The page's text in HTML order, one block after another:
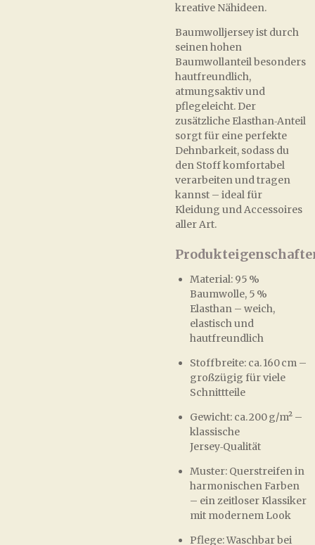
kreative Nähideen.
Baumwolljersey ist durch
seinen hohen
Baumwollanteil besonders
hautfreundlich,
atmungsaktiv und
pflegeleicht. Der
zusätzliche Elasthan‑Anteil
sorgt für eine perfekte
Dehnbarkeit, sodass du
den Stoff komfortabel
verarbeiten und tragen
kannst – ideal für
Kleidung und Accessoires
aller Art.
Material: 95 %
Baumwolle, 5 %
Elasthan – weich,
elastisch und
hautfreundlich
Stoffbreite: ca. 160 cm –
großzügig für viele
Schnittteile
Gewicht: ca. 200 g/m² –
klassische
Jersey‑Qualität
Muster: Querstreifen in
harmonischen Farben
– ein zeitloser Klassiker
mit modernem Look
Pflege: Waschbar bei